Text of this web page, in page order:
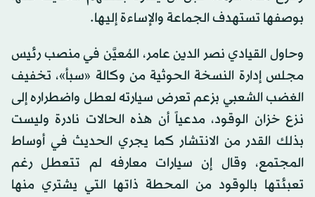
بوصفها تستهدف الجماعة والإساءة إليها.
وحاول القيادي نصر الدين عامر، المُعيَّن في منصب رئيس
مجلس إدارة النسخة الحوثية من وكالة «سبأ»، تخفيف
الغضب الشعبي بزعم تعرض سيارته لعطل واضطراره إلى
نزع خزان الوقود، مدعياً أن هذه الحالات نادرة وليست
بذلك القدر من الانتشار كما يجري الحديث في أوساط
المجتمع، وقال إن سيارات معارفه لم تتعطل رغم
تعبئتها بالوقود من المحطة ذاتها التي يشتري منها